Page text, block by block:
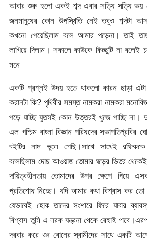
আবার শুরু হলো একই শব্দ এবার সত্যি সত্যি ভয়
জনমানুষের কোন উপস্থিতি নেই তবুও শব্দটা
কখনো পেয়েছিলাম বলে আমার পড়েনা। তাই
লাগিয়ে দিলাম। সকালে কাউকে কিচ্ছুটি না
মনে
একটি প্রশ্নই উদয় হতে থাকলো কারন ছাড়া এটা
করানটা কি? পৃথিবীর সমস্ত নামকরা নামকরা
পড়ে যাচ্ছি যুতসই কোন উত্তরই খুজে পাচ্ছি না।
এল পশ্চিম বাংলা বিজ্ঞান পরিষদের সভাপতিপ্রবির
বইটির নাম ভুলে গেছি।সাথে সাথেই
বলেছিলাম দোছ আওয়াজ তোমার ঘড়ের ভিতর
দায়িত্বহীনতায় তোমাদের উপর ক্ষেপে গিয়ে
প্রতিশোধ নিচ্ছে। যদি আমার কথা বিশ্বাস কর
যেভাবেই হোক তাদের সংশারে ফিরে যাবার
বিশ্বাস তুমি এ নরক যন্ত্রনা থেকে রেহাই
দরবার করে ওর বোনের স্বামীদের সাথে একটি